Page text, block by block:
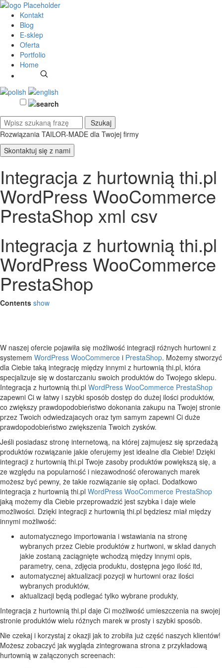
Kontakt
Blog
E-sklep
Oferta
Portfolio
Home
Rozwiązania TAILOR-MADE dla Twojej firmy
Skontaktuj się z nami
Integracja z hurtownią thi.pl
WordPress WooCommerce
PrestaShop xml csv
Integracja z hurtownią thi.pl
WordPress WooCommerce
PrestaShop
Contents show
W naszej ofercie pojawiła się możliwość integracji różnych hurtowni z
systemem WordPress WooCommerce i PrestaShop. Możemy stworzyć
dla Ciebie taką integrację między innymi z hurtownią thi.pl, która
specjalizuje się w dostarczaniu swoich produktów do Twojego sklepu.
Integracja z hurtownią thi.pl WordPress WooCommerce PrestaShop
zapewni Ci w łatwy i szybki sposób dostęp do dużej ilości produktów,
co zwiększy prawdopodobieństwo dokonania zakupu na Twojej stronie
przez Twoich odwiedzajacych oraz tym samym zapewni Ci duże
prawdopodobieństwo zwiększenia Twoich zysków.
Jeśli posiadasz stronę internetową, na której zajmujesz się sprzedażą
produktów rozwiązanie jakie oferujemy jest idealne dla Ciebie! Dzięki
integracji z hurtownią thi.pl Twoje zasoby produktów powiększą się, a
ze względu na popularność i niezawodność oferowanych marek
możesz być pewny, że takie rozwiązanie się opłaci. Dodatkowo
integracja z hurtownią thi.pl WordPress WooCommerce PrestaShop
jaką możemy dla Ciebie przeprowadzić jest szybka i daje wiele
możliwości. Dzięki integracji z hurtownią thi.pl będziesz miał między
innymi możliwość:
automatycznego importowania i wstawiania na stronę
wybranych przez Ciebie produktów z hurtwoni, w skład danych
jakie zostaną zaciągnięte wchodzą między innymi opis,
parametry, cena, zdjęcia produktu, dostępna jego ilość itd,
automatycznej aktualizacji pozycji w hurtowni oraz ilości
wybranych produktów,
aktualizacji będą podlegać tylko wybrane produkty,
Integracja z hurtownią thi.pl daje Ci możliwość umieszczenia na swojej
stronie produktów wielu różnych marek w prosty i szybki sposób.
Nie czekaj i korzystaj z okazji jak to zrobiła już część naszych klientów!
Możesz zobaczyć jak wygląda zintegrowana strona z przykładową
hurtownią w załączonych screenach: